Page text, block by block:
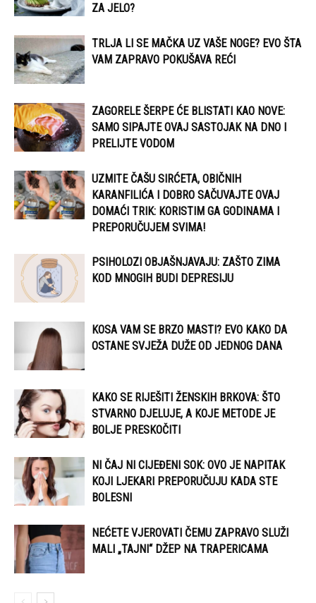
ZA JELO?
TRLJA LI SE MAČKA UZ VAŠE NOGE? EVO ŠTA
VAM ZAPRAVO POKUŠAVA REĆI
ZAGORELE ŠERPE ĆE BLISTATI KAO NOVE:
SAMO SIPAJTE OVAJ SASTOJAK NA DNO I
PRELIJTE VODOM
UZMITE ČAŠU SIRĆETA, OBIČNIH
KARANFILIĆA I DOBRO SAČUVAJTE OVAJ
DOMAĆI TRIK: KORISTIM GA GODINAMA I
PREPORUČUJEM SVIMA!
PSIHOLOZI OBJAŠNJAVAJU: ZAŠTO ZIMA
KOD MNOGIH BUDI DEPRESIJU
KOSA VAM SE BRZO MASTI? EVO KAKO DA
OSTANE SVJEŽA DUŽE OD JEDNOG DANA
KAKO SE RIJEŠITI ŽENSKIH BRKOVA: ŠTO
STVARNO DJELUJE, A KOJE METODE JE
BOLJE PRESKOČITI
NI ČAJ NI CIJEĐENI SOK: OVO JE NAPITAK
KOJI LJEKARI PREPORUČUJU KADA STE
BOLESNI
NEĆETE VJEROVATI ČEMU ZAPRAVO SLUŽI
MALI „TAJNI“ DŽEP NA TRAPERICAMA